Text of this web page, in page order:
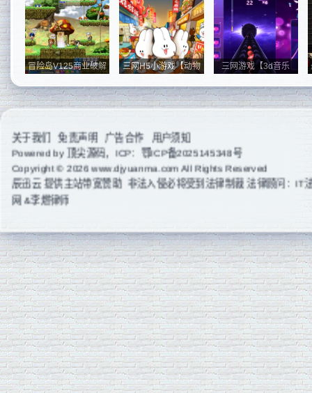
冒险岛V125商业破解
三网H5小游戏【动物
三网游戏【3d音乐
关于我们 免责声明 广告合作
用户须知
Powered by
顶尖源码，ICP： 鄂ICP备2025145348号
Copyright © 2026 www.djyuanma.com All Rights Reserved
辰迅云提供主站带宽赞助 非法入侵必将受到法律制裁 法律顾问：IT
网 &李燃律师